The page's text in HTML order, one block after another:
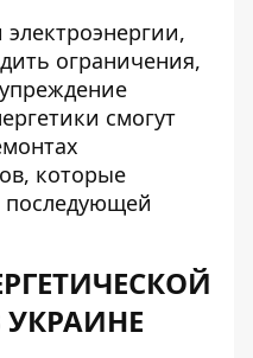
ограничения,
смогут
которые
последующей